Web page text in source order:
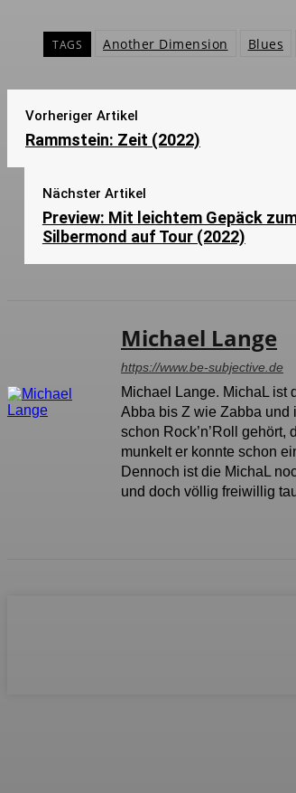
TAGS Another Dimension Blues
Vorheriger Artikel
Rammstein: Zeit (2022)
Nächster Artikel
Preview: Mit leichtem Gepäck
Silbermond auf Tour (2022)
Michael Lange
https://www.be-subjective.de
Michael Lange. MichaL ist
Abba bis Z wie Zabba und
schon Rock’n’Roll
munkelt er konnte schon
Dennoch ist die MichaL
und doch völlig freiwillig